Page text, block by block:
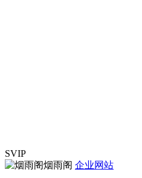
SVIP
烟雨阁 企业网站